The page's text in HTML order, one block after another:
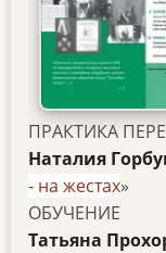
ПРАКТИКА
Наталия
- на жестах»
ОБУЧЕНИЕ
Татьяна